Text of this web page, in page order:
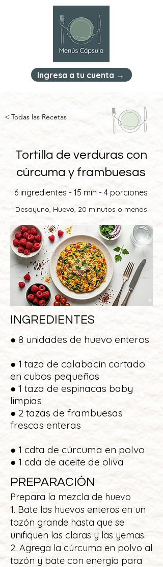
Ingresa a tu cuenta →
< Todas las Recetas
Tortilla de verduras con
cúrcuma y frambuesas
6 ingredientes - 15 min - 4 porciones
Desayuno, Huevo, 20 minutos o menos
INGREDIENTES
● 8 unidades de huevo enteros
● 1 taza de calabacín cortado
en cubos pequeños
● 1 taza de espinacas baby
limpias
● 2 tazas de frambuesas
frescas enteras
● 1 cdta de cúrcuma en polvo
● 1 cda de aceite de oliva
PREPARACIÓN
Prepara la mezcla de huevo
1. Bate los huevos enteros en un
tazón grande hasta que se
unifiquen las claras y las yemas.
2. Agrega la cúrcuma en polvo al
tazón y bate con energía para